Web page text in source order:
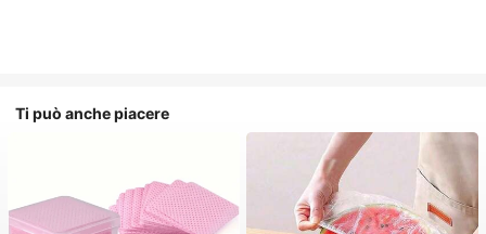
Ti può anche piacere